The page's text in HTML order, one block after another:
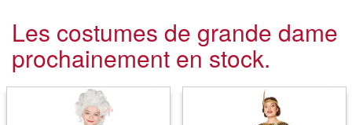
Les costumes de grande dame
prochainement en stock.